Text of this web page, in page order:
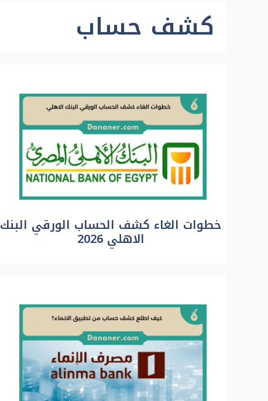
كشف حساب
خطوات الغاء كشف الحساب الورقي البنك
الاهلي 2026